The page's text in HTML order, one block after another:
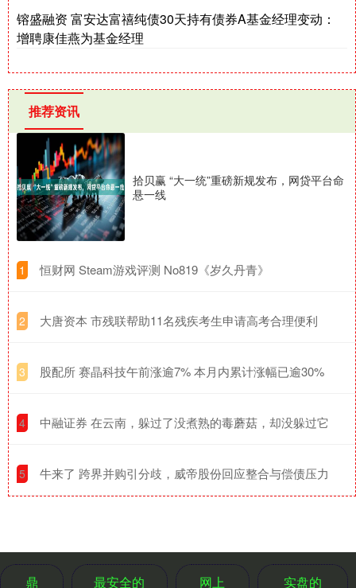
镕盛融资 富安达富禧纯债30天持有债券A基金经理变动：
增聘康佳燕为基金经理
推荐资讯
拾贝赢 “大一统”重磅新规发布，网贷平台命
悬一线
1 ​恒财网 Steam游戏评测 No819《岁久丹青》
2 ​大唐资本 市残联帮助11名残疾考生申请高考合理便利
3 ​股配所 赛晶科技午前涨逾7% 本月内累计涨幅已逾30%
4 ​中融证券 在云南，躲过了没煮熟的毒蘑菇，却没躲过它
5 ​牛来了 跨界并购引分歧，威帝股份回应整合与偿债压力
鼎 最安全的 网上 实盘的